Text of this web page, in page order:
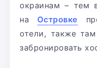
окраинам – тем
на Островке
отели, также
забронировать